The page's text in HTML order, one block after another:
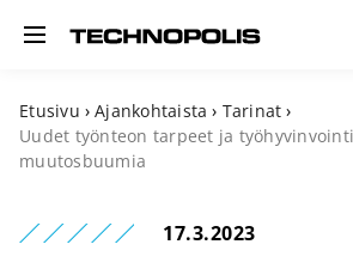
Toggle navigation
Etusivu › Ajankohtaista › Tarinat ›
Uudet työnteon tarpeet ja
muutosbuumia
17.3.2023